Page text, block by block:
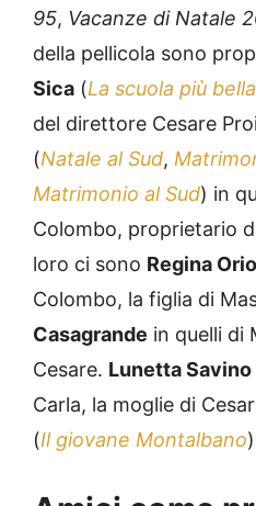
95, Vacanze di Natale
della pellicola sono
Sica (La scuola più
del direttore Cesare
(Natale al Sud,
Matrimonio al Sud) in
Colombo, proprietario
loro ci sono Regina
Colombo, la figlia di
Casagrande in quelli di
Cesare. Lunetta Savino
Carla, la moglie di
(Il giovane Montalbano